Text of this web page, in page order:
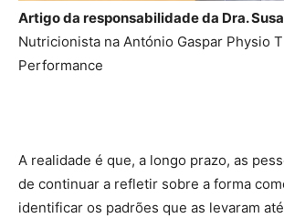
Artigo da responsabilidade da Dra.
Nutricionista na António Gaspar Physio
Performance
A realidade é que, a longo prazo, as
de continuar a refletir sobre a forma
identificar os padrões que as levaram